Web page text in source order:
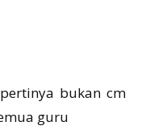
bukan cm
guru